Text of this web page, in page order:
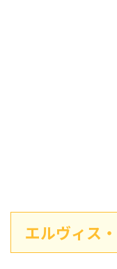
エルヴィス